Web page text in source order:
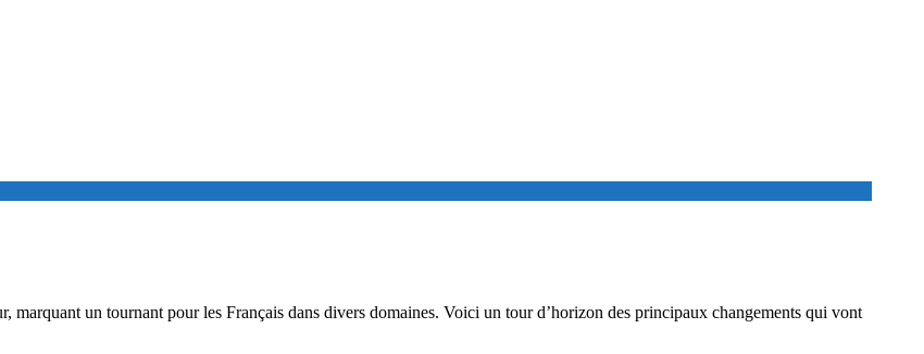
un tournant pour les Français dans divers domaines. Voici un tour d’horizon des principaux changements qui vont